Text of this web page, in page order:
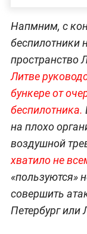
Напмним, с
беспилотники
пространство
Литве
бункере от
беспилотника.
на плохо
воздушной
хватило не
«пользуются»
совершить
Петербург или